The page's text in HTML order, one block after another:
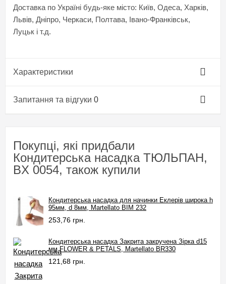
Доставка по Україні будь-яке місто: Київ, Одеса, Харків,
Львів, Дніпро, Черкаси, Полтава, Івано-Франківськ,
Луцьк і т.д.
Характеристики
Запитання та відгуки 0
Покупці, які придбали
Кондитерська насадка ТЮЛЬПАН,
BX 0054, також купили
Кондитерська насадка для начинки Еклерів широка h
95мм, d 8мм, Martellato BIM 232
253,76 грн.
Кондитерська насадка Закрита закручена Зірка d15
мм FLOWER & PETALS, Martellato BR330
121,68 грн.